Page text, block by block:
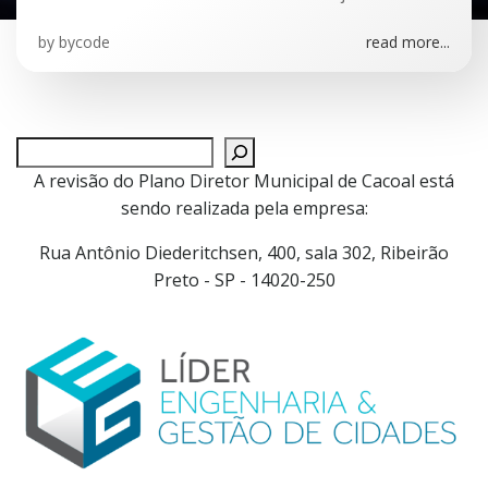
by bycode read more...
Pesquisar
A revisão do Plano Diretor Municipal de Cacoal está
sendo realizada pela empresa:
Rua Antônio Diederitchsen, 400, sala 302, Ribeirão
Preto - SP - 14020-250